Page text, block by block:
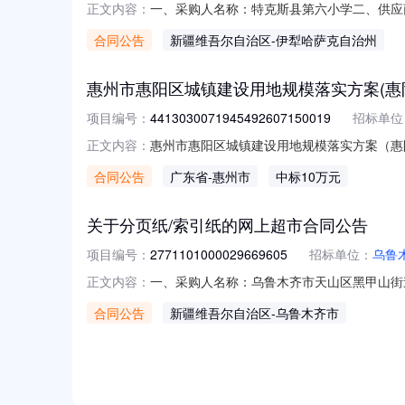
正文内容： 一、采购人名称：特克斯县第六小学二、供
菊棵50.000.8404鲜花绿植花卉紫玉簪棵
合同公告 新疆维吾尔自治区-伊犁哈萨克自治州
惠州市惠阳区城镇建设用地规模落实方案(
项目编号： 4413030071945492607150019
招标单
正文内容： 惠州市惠阳区城镇建设用地规模落实方案（
城镇建设用地规模落实方案（惠阳站综合
合同公告 广东省-惠州市 中标10万元
关于分页纸/索引纸的网上超市合同公告
项目编号： 2771101000029669605 招标单位： 乌鲁
正文内容： 一、采购人名称：乌鲁木齐市天山区黑甲山
引贴得力/deli21699包45.0052252得力A50
合同公告 新疆维吾尔自治区-乌鲁木齐市